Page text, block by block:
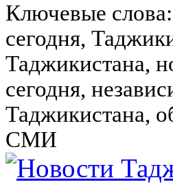
Ключевые
сегодня,
Таджикистана,
сегодня,
Таджикистана,
СМИ